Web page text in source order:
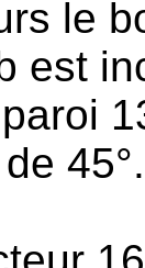
le
est
45°.